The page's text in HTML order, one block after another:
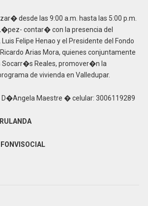
desde las 9:00 a.m. hasta las 5:00 p.m.
contar� con la presencia del
Felipe Henao y el Presidente del Fondo
Arias Mora, quienes conjuntamente
Socarr�s Reales, promover�n la
de vivienda en Valledupar.
Maestre � celular: 3006119289